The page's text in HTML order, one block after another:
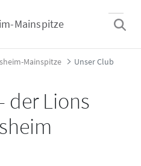
Mainspitze
Mainspitze
Mainspitze Unser Club
der Lions